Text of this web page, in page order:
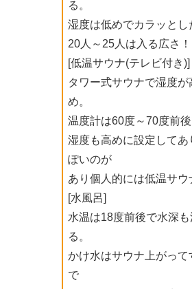
る。
湿度は低めでカラッとし
20人～25人は入る広
[低温サウナ(テレビ付き)]
タワー式サウナで湿度
め。
温度計は60度～70度前
湿度も高めに設定してあ
ぽいのが
あり個人的には低温サ
[水風呂]
水温は18度前後で水深
る。
かけ水はサウナ上がっ
で